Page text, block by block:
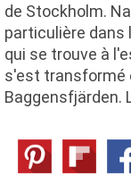
de Stockholm.
particulière dans
qui se trouve à
s'est transformé
Baggensfjärden.